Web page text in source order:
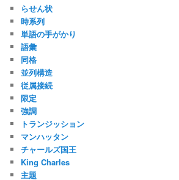
らせん状
時系列
単語の手がかり
語彙
同格
並列構造
従属接続
限定
強調
トランジッション
マンハッタン
チャールズ国王
King Charles
主題